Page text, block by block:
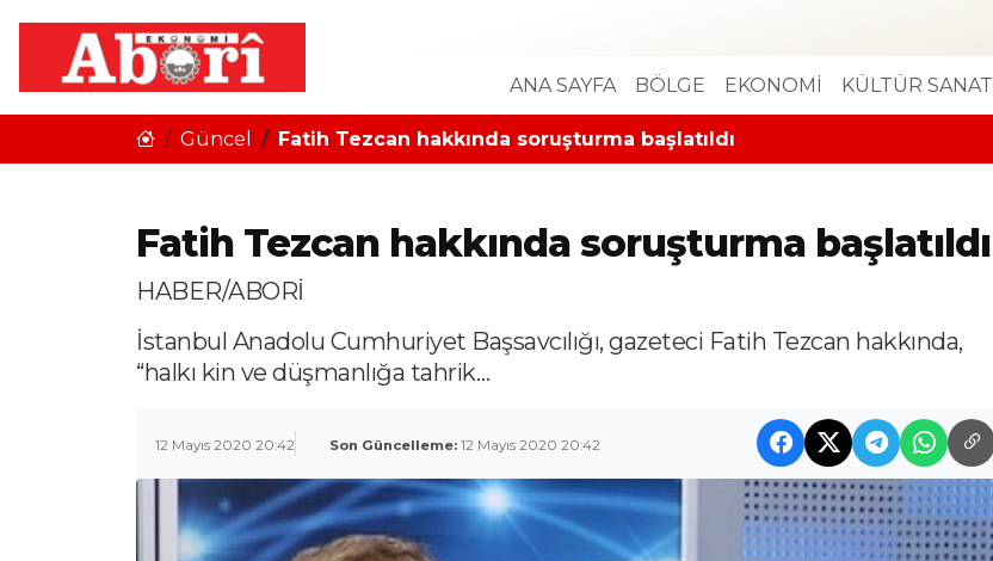
ANA SAYFA BÖLGE EKONOMİ KÜLTÜR SANAT
Güncel Fatih Tezcan hakkında soruşturma başlatıldı
Fatih Tezcan hakkında soruşturma başlatıldı
HABER/ABORİ
İstanbul Anadolu Cumhuriyet Başsavcılığı, gazeteci Fatih Tezcan hakkında,
“halkı kin ve düşmanlığa tahrik…
12 Mayıs 2020 20:42 Son Güncelleme: 12 Mayıs 2020 20:42